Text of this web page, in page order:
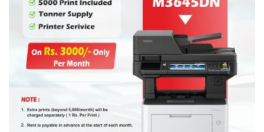
मारपीट करता था। प्रताड़ित होकर बेटे के साथ मायके चली गई
थी। लेकिन कुछ दिन पहले वो बेटे को लेकर आ गया था। फोन
लगाकर कहा कि, बाबू को मार दे रहा हूं। वह नशे में था।